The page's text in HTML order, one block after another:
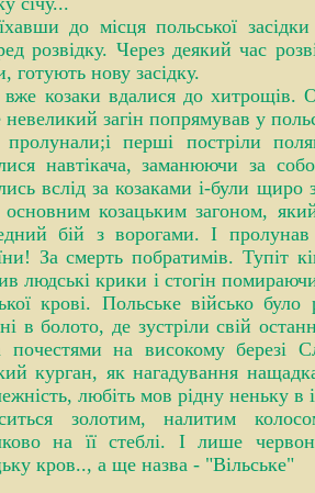
до місця польської
розвідку. Через деякий час
готують нову засідку.
вже козаки вдалися до хитрощів.
загін попрямував у
перші постріли
навтікача, заманюючи за
вслід за козаками і-були щиро
основним козацьким загоном,
бій з ворогами. І
За смерть побратимів. Тупіт
людські крики і стогін
крові. Польське військо
в болото, де зустріли свій
почестями на високому березі
курган, як нагадування
любіть мов рідну неньку в
золотим, налитим
на її стеблі. І лише
кров.., а ще назва - "Вільське"